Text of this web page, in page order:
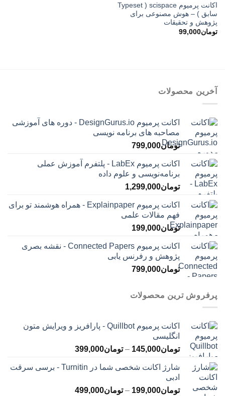
اکانت پرمیوم scispace ( Typeset
سابق ) – هوش مصنوعی برای
پژوهش و تحقیقات
تومان99,000
آخرین محصولات
اکانت پرمیوم DesignGurus.io - دوره ‌های آموزشی
مصاحبه ‌های برنامه نویسی
تومان799,000
اکانت پرمیوم LabEx - پلتفرم آموزش عملی
برنامه‌نویسی و علوم داده
تومان1,299,000
اکانت پرمیوم Explainpaper - همراه هوشمند تو برای
فهم مقالات علمی
تومان199,000
اکانت پرمیوم Connected Papers - نقشه بصری
پژوهش و رفرنس یابی
تومان799,000
پرفروش ترین محصولات
اکانت پرمیوم Quillbot - پارافریز و ویرایش متون
انگلیسی
تومان145,000
– تومان399,000محدوده
تومان145,000
تومان399,000
شارژ اکانت شخصی شما در Turnitin - برسی سرقت
ادبی
تومان199,000
– تومان499,000محدوده